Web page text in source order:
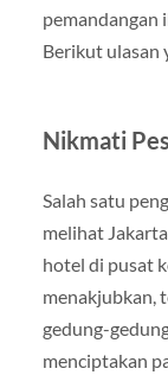
pemandangan
Berikut ulasan
Nikmati
Salah satu
melihat Jakarta
hotel di pusat
menakjubkan,
gedung-
menciptakan